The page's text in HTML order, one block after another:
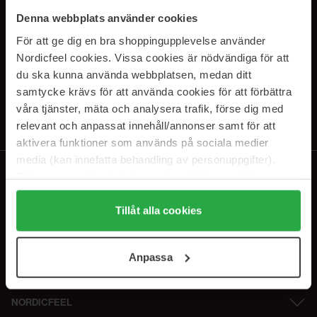
Denna webbplats använder cookies
För att ge dig en bra shoppingupplevelse använder
Nordicfeel cookies. Vissa cookies är nödvändiga för att
du ska kunna använda webbplatsen, medan ditt
samtycke krävs för att använda cookies för att förbättra
våra tjänster, mäta och analysera trafik, förse dig med
relevant och anpassat innehåll/annonser samt för att
aktivera funktioner som används på sociala medier
media (kan innefatta behandling av personuppgifter).
Genom att trycka på "Tillåt alla cookies" accepterar du
alla cookies, medan du under "Detaljer" kan anpassa
användningen av cookies. Du kan när som helst återkalla
samt vår Integritetspolicy.
Tillåt alla cookies
Anpassa
PRENUMERERA PÅ VÅRA
NYHETSBREV
E-postadress
Genom att prenumerera accepterar du vårIntegritetspolicy.
NORDICFEEL